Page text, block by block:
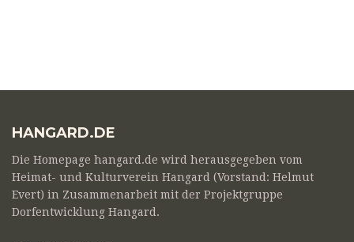
HANGARD.DE
Die Homepage hangard.de wird herausgegeben vom
Heimat- und Kulturverein Hangard (Vorstand: Helmut
Evert) in Zusammenarbeit mit der Projektgruppe
Dorfentwicklung Hangard.